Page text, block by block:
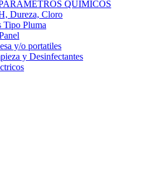
QUIMICOS
Dureza, Cloro
Tipo Pluma
y/o portatiles
y Desinfectantes